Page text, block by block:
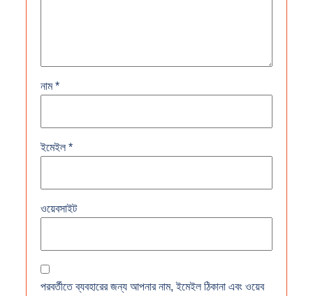
নাম*
ইমেইল*
ওয়েবসাইট
পরবর্তীতে ব্যবহারের জন্য আপনার নাম, ইমেইল ঠিকানা এবং ওয়েব